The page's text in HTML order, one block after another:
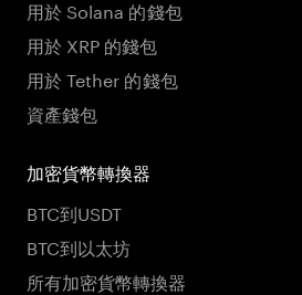
用於 Solana 的錢包
用於 XRP 的錢包
用於 Tether 的錢包
資產錢包
加密貨幣轉換器
BTC到USDT
BTC到以太坊
所有加密貨幣轉換器